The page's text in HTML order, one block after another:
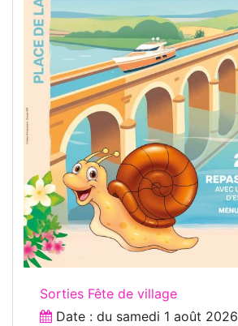
Sorties Fête de village
Date : du samedi 1 août 2026